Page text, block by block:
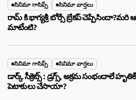
సినిమా గాసిప్స్ సినిమా వార్తలు
రామ్ కి భాగ్యశ్రీ బోర్సే బ్రేకప్
మాటేంటి?
సినిమా గాసిప్స్ సినిమా వార్తలు
డార్క్ సీక్రెట్స్ : డ్రగ్స్, అక్రమ సంభందాలే హృతిక్
పెటాకులు చేసాయా?